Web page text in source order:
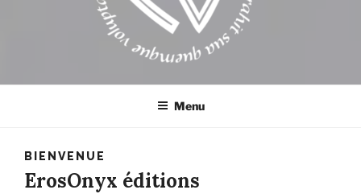
EROSONYX
Menu
BIENVENUE
ErosOnyx éditions